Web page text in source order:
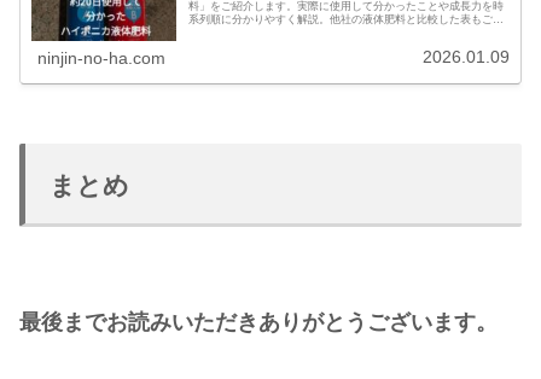
料」をご紹介します。実際に使用して分かったことや成長力を時
系列順に分かりやすく解説。他社の液体肥料と比較した表もご紹
ninjin-no-ha.com 2026.01.09
まとめ
最後までお読みいただきありがとうございます。